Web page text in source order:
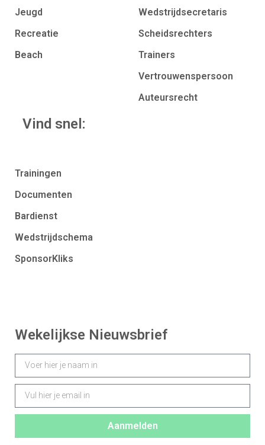
Jeugd
Recreatie
Beach
Wedstrijdsecretaris
Scheidsrechters
Trainers
Vertrouwenspersoon
Auteursrecht
Vind snel:
Trainingen
Documenten
Bardienst
Wedstrijdschema
SponsorKliks
Wekelijkse Nieuwsbrief
Aanmelden